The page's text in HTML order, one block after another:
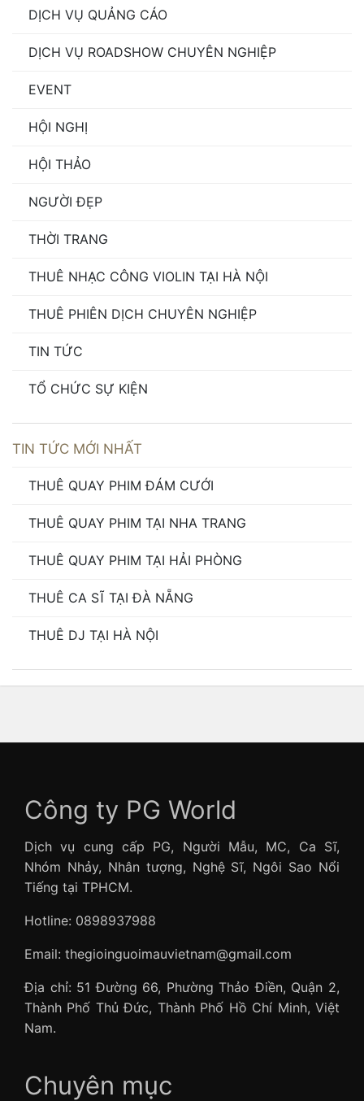
DỊCH VỤ QUẢNG CÁO
DỊCH VỤ ROADSHOW CHUYÊN NGHIỆP
EVENT
HỘI NGHỊ
HỘI THẢO
NGƯỜI ĐẸP
THỜI TRANG
THUÊ NHẠC CÔNG VIOLIN TẠI HÀ NỘI
THUÊ PHIÊN DỊCH CHUYÊN NGHIỆP
TIN TỨC
TỔ CHỨC SỰ KIỆN
TIN TỨC MỚI NHẤT
THUÊ QUAY PHIM ĐÁM CƯỚI
THUÊ QUAY PHIM TẠI NHA TRANG
THUÊ QUAY PHIM TẠI HẢI PHÒNG
THUÊ CA SĨ TẠI ĐÀ NẴNG
THUÊ DJ TẠI HÀ NỘI
Công ty PG World
Dịch vụ cung cấp PG, Người Mẫu, MC, Ca Sĩ,
Nhóm Nhảy, Nhân tượng, Nghệ Sĩ, Ngôi Sao Nổi
Tiếng tại TPHCM.
Hotline: 0898937988
Email: thegioinguoimauvietnam@gmail.com
Địa chỉ: 51 Đường 66, Phường Thảo Điền, Quận 2,
Thành Phố Thủ Đức, Thành Phố Hồ Chí Minh, Việt
Nam.
Chuyên mục